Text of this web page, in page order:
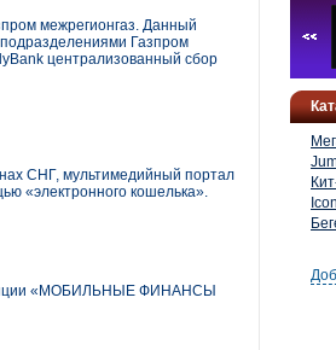
межрегионгаз. Данный
Газпром
централизованный сбор
СНГ, мультимедийный портал
«электронного кошелька».
«МОБИЛЬНЫЕ ФИНАНСЫ